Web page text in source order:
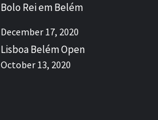
Bolo Rei em Belém
December 17, 2020
Lisboa Belém Open
October 13, 2020